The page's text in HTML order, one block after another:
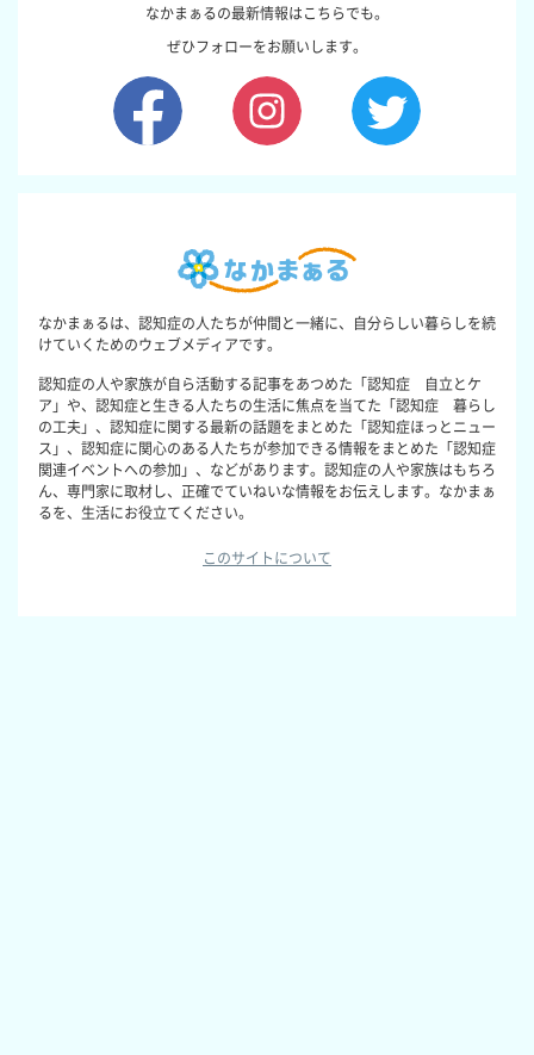
なかまぁるの最新情報はこちらでも。
ぜひフォローをお願いします。
なかまぁるは、認知症の人たちが仲間と一緒に、自分らしい暮らしを続
けていくためのウェブメディアです。
認知症の人や家族が自ら活動する記事をあつめた「認知症 自立とケ
ア」や、認知症と生きる人たちの生活に焦点を当てた「認知症 暮らし
の工夫」、認知症に関する最新の話題をまとめた「認知症ほっとニュー
ス」、認知症に関心のある人たちが参加できる情報をまとめた「認知症
関連イベントへの参加」、などがあります。認知症の人や家族はもちろ
ん、専門家に取材し、正確でていねいな情報をお伝えします。なかまぁ
るを、生活にお役立てください。
このサイトについて